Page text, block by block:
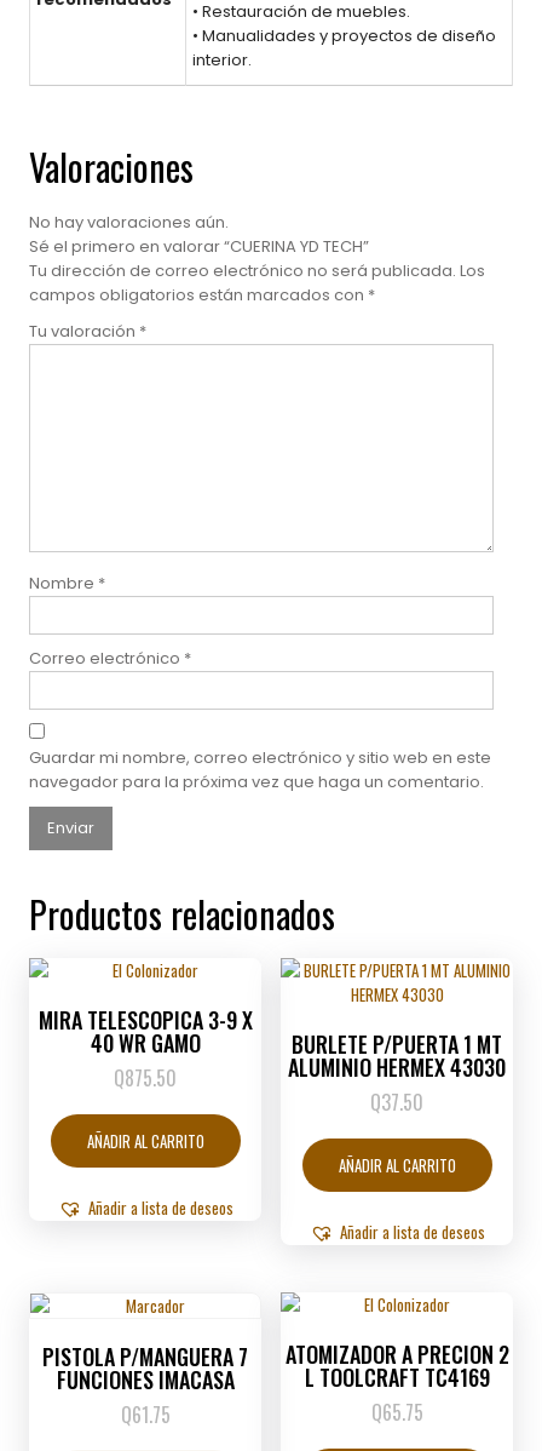
• Restauración de muebles.
• Manualidades y proyectos de diseño
interior.
Valoraciones
No hay valoraciones aún.
Sé el primero en valorar “CUERINA YD TECH”
Tu dirección de correo electrónico no será publicada. Los
campos obligatorios están marcados con *
Tu valoración *
Nombre *
Correo electrónico *
Guardar mi nombre, correo electrónico y sitio web en este
navegador para la próxima vez que haga un comentario.
Productos relacionados
MIRA TELESCOPICA 3-9 X
40 WR GAMO
Q875.50
AÑADIR AL CARRITO
Añadir a lista de deseos
BURLETE P/PUERTA 1 MT
ALUMINIO HERMEX 43030
Q37.50
AÑADIR AL CARRITO
Añadir a lista de deseos
PISTOLA P/MANGUERA 7
FUNCIONES IMACASA
Q61.75
ATOMIZADOR A PRECION 2
L TOOLCRAFT TC4169
Q65.75